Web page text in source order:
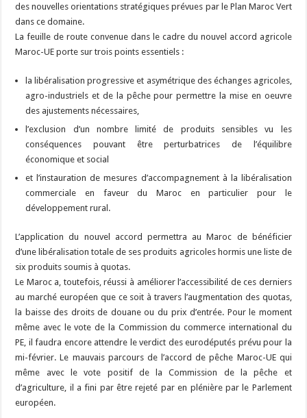
des nouvelles orientations stratégiques prévues par le Plan Maroc Vert
dans ce domaine.
La feuille de route convenue dans le cadre du nouvel accord agricole
Maroc-UE porte sur trois points essentiels :
la libéralisation progressive et asymétrique des échanges agricoles,
agro-industriels et de la pêche pour permettre la mise en oeuvre
des ajustements nécessaires,
l’exclusion d’un nombre limité de produits sensibles vu les
conséquences pouvant être perturbatrices de l’équilibre
économique et social
et l’instauration de mesures d’accompagnement à la libéralisation
commerciale en faveur du Maroc en particulier pour le
développement rural.
L’application du nouvel accord permettra au Maroc de bénéficier
d’une libéralisation totale de ses produits agricoles hormis une liste de
six produits soumis à quotas.
Le Maroc a, toutefois, réussi à améliorer l’accessibilité de ces derniers
au marché européen que ce soit à travers l’augmentation des quotas,
la baisse des droits de douane ou du prix d’entrée. Pour le moment
même avec le vote de la Commission du commerce international du
PE, il faudra encore attendre le verdict des eurodéputés prévu pour la
mi-février. Le mauvais parcours de l’accord de pêche Maroc-UE qui
même avec le vote positif de la Commission de la pêche et
d’agriculture, il a fini par être rejeté par en plénière par le Parlement
européen.